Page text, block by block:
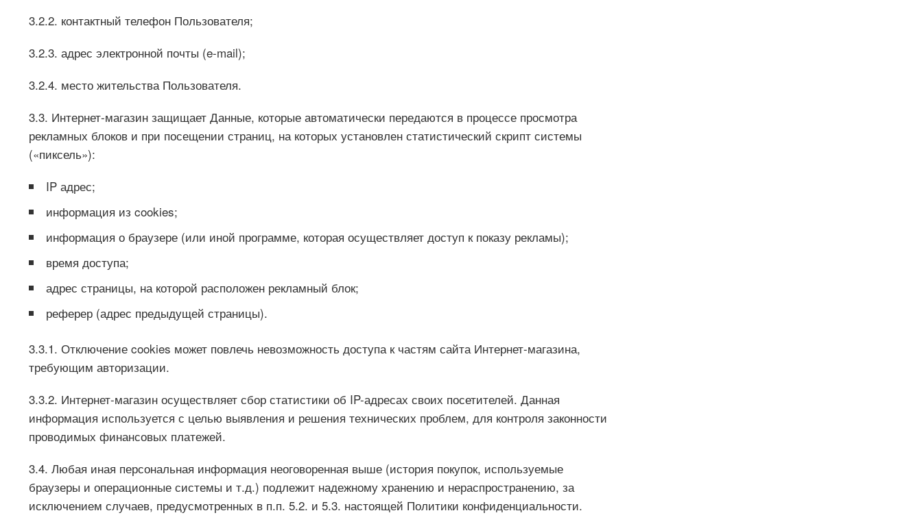
3.2.2. контактный телефон Пользователя;
3.2.3. адрес электронной почты (e-mail);
3.2.4. место жительства Пользователя.
3.3. Интернет-магазин защищает Данные, которые автоматически передаются в процессе просмотра
рекламных блоков и при посещении страниц, на которых установлен статистический скрипт системы
(«пиксель»):
IP адрес;
информация из cookies;
информация о браузере (или иной программе, которая осуществляет доступ к показу рекламы);
время доступа;
адрес страницы, на которой расположен рекламный блок;
реферер (адрес предыдущей страницы).
3.3.1. Отключение cookies может повлечь невозможность доступа к частям сайта Интернет-магазина,
требующим авторизации.
3.3.2. Интернет-магазин осуществляет сбор статистики об IP-адресах своих посетителей. Данная
информация используется с целью выявления и решения технических проблем, для контроля законности
проводимых финансовых платежей.
3.4. Любая иная персональная информация неоговоренная выше (история покупок, используемые
браузеры и операционные системы и т.д.) подлежит надежному хранению и нераспространению, за
исключением случаев, предусмотренных в п.п. 5.2. и 5.3. настоящей Политики конфиденциальности.